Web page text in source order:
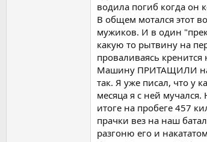
водила погиб когда он
В общем мотался этот
мужиков. И в один
какую то рытвину на
проваливаясь
Машину ПРИТАЩИЛИ на
так. Я уже писал, что у
месяца я с ней
итоге на пробеге 457
прачки вез на наш
разгоню его и